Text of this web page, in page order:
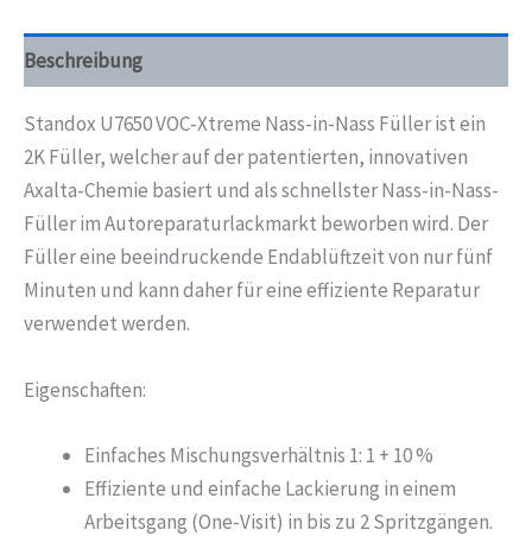
Nass
Füller
3,5
Liter
Menge
Beschreibung
Standox U7650 VOC-Xtreme Nass-in-Nass Füller ist ein
2K Füller, welcher auf der patentierten, innovativen
Axalta-Chemie basiert und als schnellster Nass-in-Nass-
Füller im Autoreparaturlackmarkt beworben wird. Der
Füller eine beeindruckende Endablüftzeit von nur fünf
Minuten und kann daher für eine effiziente Reparatur
verwendet werden.
Eigenschaften:
Einfaches Mischungsverhältnis 1: 1 + 10 %
Effiziente und einfache Lackierung in einem
Arbeitsgang (One-Visit) in bis zu 2 Spritzgängen.